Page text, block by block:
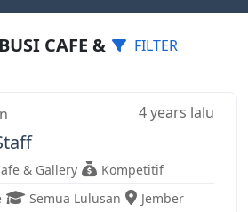
CAFE &
FILTER
4 years lalu
& Gallery
Kompetitif
Semua Lulusan Jember